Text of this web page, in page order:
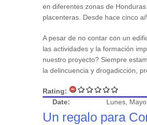
en diferentes zonas de
placenteras. Desde hace cinco
A pesar de no contar con un
las actividades y la formación
nuestro proyecto? Siempre
la delincuencia y drogadicción,
Rating:
Date:
Lunes,
Un regalo para